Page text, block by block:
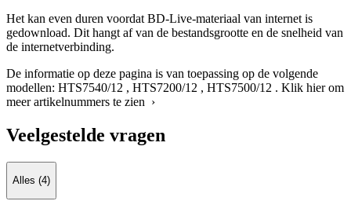
Het kan even duren voordat BD-Live-materiaal van internet is
gedownload. Dit hangt af van de bestandsgrootte en de snelheid van
de internetverbinding.
De informatie op deze pagina is van toepassing op de volgende
modellen: HTS7540/12 , HTS7200/12 , HTS7500/12 . Klik hier om
meer artikelnummers te zien ›
Veelgestelde vragen
Alles (4)